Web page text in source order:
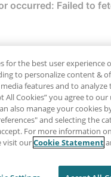
ツイッター
プライバシー 利用
for the best user experience
to personalize content &
features and to analyze
All Cookies” you agree to our
also manage your cookies
and selecting the
For more information
visit ourCookie Statement